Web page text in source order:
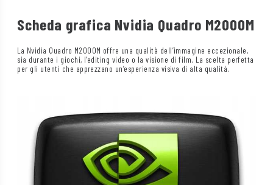
Scheda grafica Nvidia Quadro M2000M
La Nvidia Quadro M2000M offre una qualità dell’immagine eccezionale,
sia durante i giochi, l’editing video o la visione di film. La scelta perfetta
per gli utenti che apprezzano un’esperienza visiva di alta qualità.